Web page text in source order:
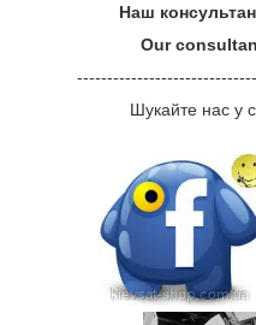
Наш
Our
Шукайте нас у